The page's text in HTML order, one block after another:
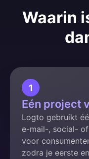
Waarin
1
Eén project
Logto gebruikt
e-mail-, social-
voor
zodra je eerste